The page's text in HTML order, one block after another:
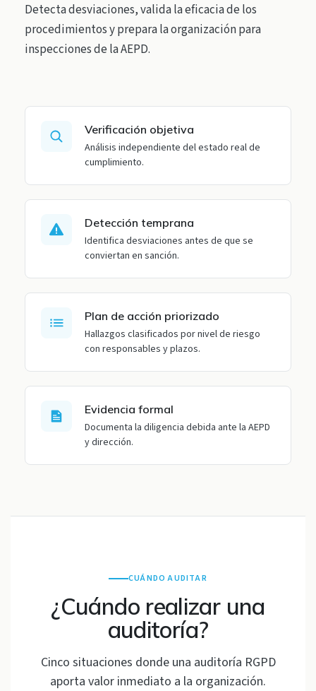
Detecta desviaciones, valida la eficacia de los
procedimientos y prepara la organización para
inspecciones de la AEPD.
Verificación objetiva
Análisis independiente del estado real de
cumplimiento.
Detección temprana
Identifica desviaciones antes de que se
conviertan en sanción.
Plan de acción priorizado
Hallazgos clasificados por nivel de riesgo
con responsables y plazos.
Evidencia formal
Documenta la diligencia debida ante la AEPD
y dirección.
CUÁNDO AUDITAR
¿Cuándo realizar una
auditoría?
Cinco situaciones donde una auditoría RGPD
aporta valor inmediato a la organización.